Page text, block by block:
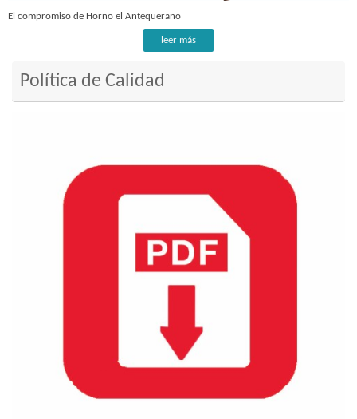
El compromiso de Horno el Antequerano
leer más
Política de Calidad